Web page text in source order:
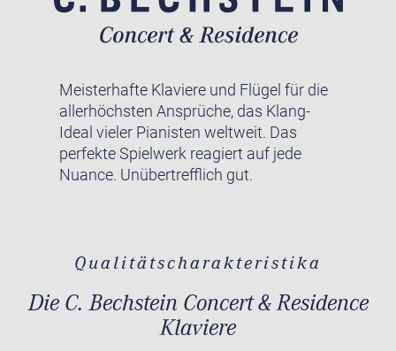
Meisterhafte Klaviere und Flügel für die
allerhöchsten Ansprüche, das Klang-
Ideal vieler Pianisten weltweit. Das
perfekte Spielwerk reagiert auf jede
Nuance. Unübertrefflich gut.
Qualitätscharakteristika
Die C. Bechstein Concert & Residence
Klaviere